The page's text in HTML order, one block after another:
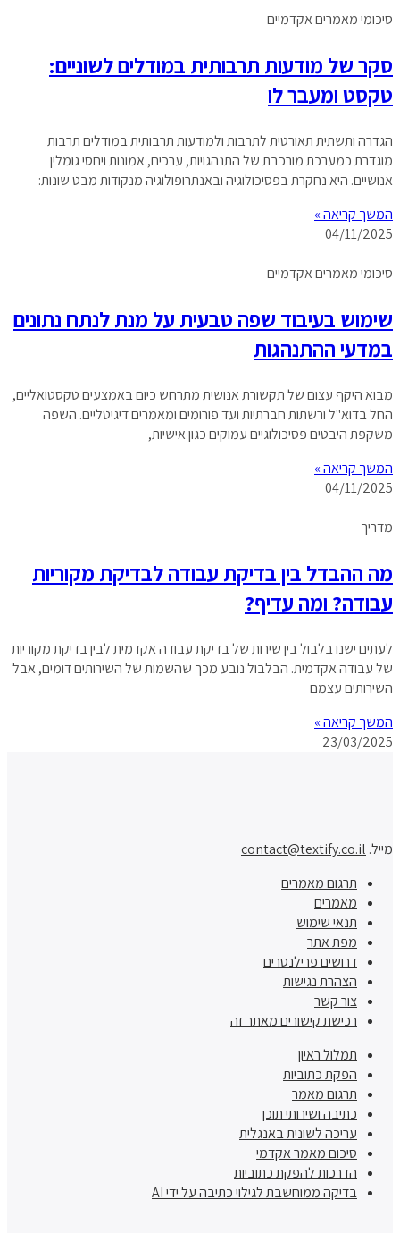
סיכומי מאמרים אקדמיים
סקר של מודעות תרבותית במודלים לשוניים:
טקסט ומעבר לו
הגדרה ותשתית תאורטית לתרבות ולמודעות תרבותית במודלים תרבות
מוגדרת כמערכת מורכבת של התנהגויות, ערכים, אמונות ויחסי גומלין
אנושיים. היא נחקרת בפסיכולוגיה ובאנתרופולוגיה מנקודות מבט שונות:
המשך קריאה »
04/11/2025
סיכומי מאמרים אקדמיים
שימוש בעיבוד שפה טבעית על מנת לנתח נתונים
במדעי ההתנהגות
מבוא היקף עצום של תקשורת אנושית מתרחש כיום באמצעים טקסטואליים,
החל בדוא"ל ורשתות חברתיות ועד פורומים ומאמרים דיגיטליים. השפה
משקפת היבטים פסיכולוגיים עמוקים כגון אישיות,
המשך קריאה »
04/11/2025
מדריך
מה ההבדל בין בדיקת עבודה לבדיקת מקוריות
עבודה? ומה עדיף?
לעתים ישנו בלבול בין שירות של בדיקת עבודה אקדמית לבין בדיקת מקוריות
של עבודה אקדמית. הבלבול נובע מכך שהשמות של השירותים דומים, אבל
השירותים עצמם
המשך קריאה »
23/03/2025
מייל. contact@textify.co.il
תרגום מאמרים
מאמרים
תנאי שימוש
מפת אתר
דרושים פרילנסרים
הצהרת נגישות
צור קשר
רכישת קישורים מאתר זה
תמלול ראיון
הפקת כתוביות
תרגום מאמר
כתיבה ושירותי תוכן
עריכה לשונית באנגלית
סיכום מאמר אקדמי
הדרכות להפקת כתוביות
בדיקה ממוחשבת לגילוי כתיבה על ידי AI